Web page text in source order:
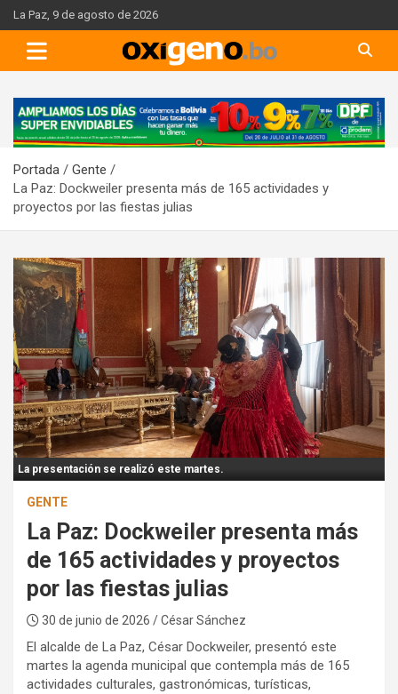
Skip
to
content
La Paz, 9 de agosto de 2026
A
d
e
r
t
s
e
m
n
t
:
Portada
Gente
La Paz: Dockweiler presenta más de 165 actividades y
proyectos por las fiestas julias
La presentación se realizó este martes.
GENTE
La Paz: Dockweiler presenta más
de 165 actividades y proyectos
por las fiestas julias
30 de junio de 2026 / César Sánchez
El alcalde de La Paz, César Dockweiler, presentó este
martes la agenda municipal que contempla más de 165
actividades culturales, gastronómicas, turísticas,